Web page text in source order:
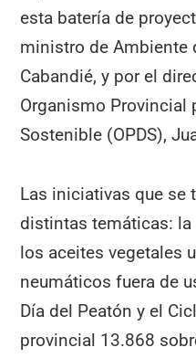
esta batería de
ministro de Ambiente
Cabandié, y por el
Organismo Provincial
Sostenible (OPDS),
Las iniciativas que se
distintas temáticas:
los aceites vegetales
neumáticos fuera de
Día del Peatón y el
provincial 13.868